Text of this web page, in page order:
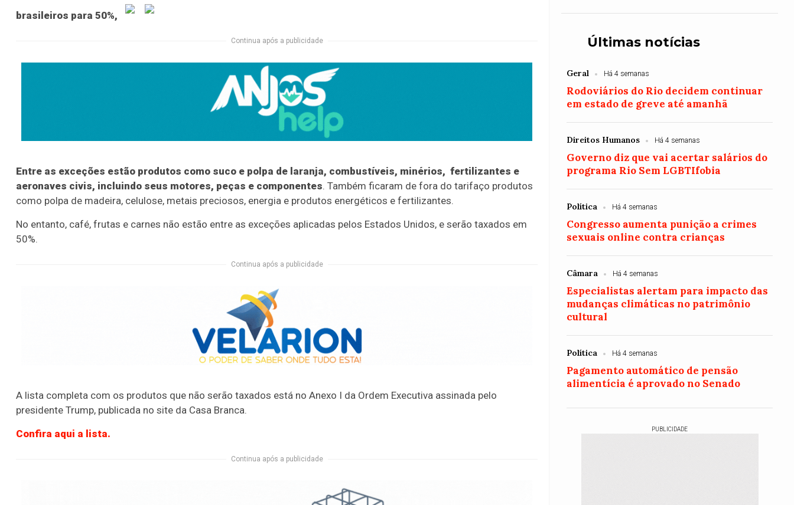
brasileiros para 50%,
Continua após a publicidade
Entre as exceções estão produtos como suco e polpa de laranja, combustíveis, minérios, fertilizantes e
aeronaves civis, incluindo seus motores, peças e componentes. Também ficaram de fora do tarifaço produtos
como polpa de madeira, celulose, metais preciosos, energia e produtos energéticos e fertilizantes.
No entanto, café, frutas e carnes não estão entre as exceções aplicadas pelos Estados Unidos, e serão taxados em
50%.
Continua após a publicidade
A lista completa com os produtos que não serão taxados está no Anexo I da Ordem Executiva assinada pelo
presidente Trump, publicada no site da Casa Branca.
Confira aqui a lista.
Continua após a publicidade
Últimas notícias
Geral Há 4 semanas
Rodoviários do Rio decidem continuar
em estado de greve até amanhã
Direitos Humanos Há 4 semanas
Governo diz que vai acertar salários do
programa Rio Sem LGBTIfobia
Política Há 4 semanas
Congresso aumenta punição a crimes
sexuais online contra crianças
Câmara Há 4 semanas
Especialistas alertam para impacto das
mudanças climáticas no patrimônio
cultural
Política Há 4 semanas
Pagamento automático de pensão
alimentícia é aprovado no Senado
PUBLICIDADE